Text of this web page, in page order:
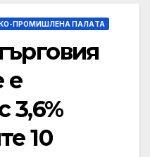
ПРОМИШЛЕНА ПАЛAТА
е
3,6%
10